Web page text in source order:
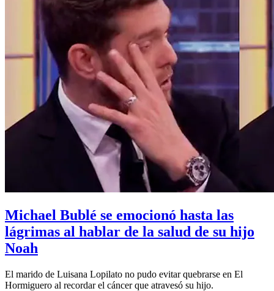
Michael Bublé se emocionó hasta las
lágrimas al hablar de la salud de su hijo
Noah
El marido de Luisana Lopilato no pudo evitar quebrarse en El
Hormiguero al recordar el cáncer que atravesó su hijo.